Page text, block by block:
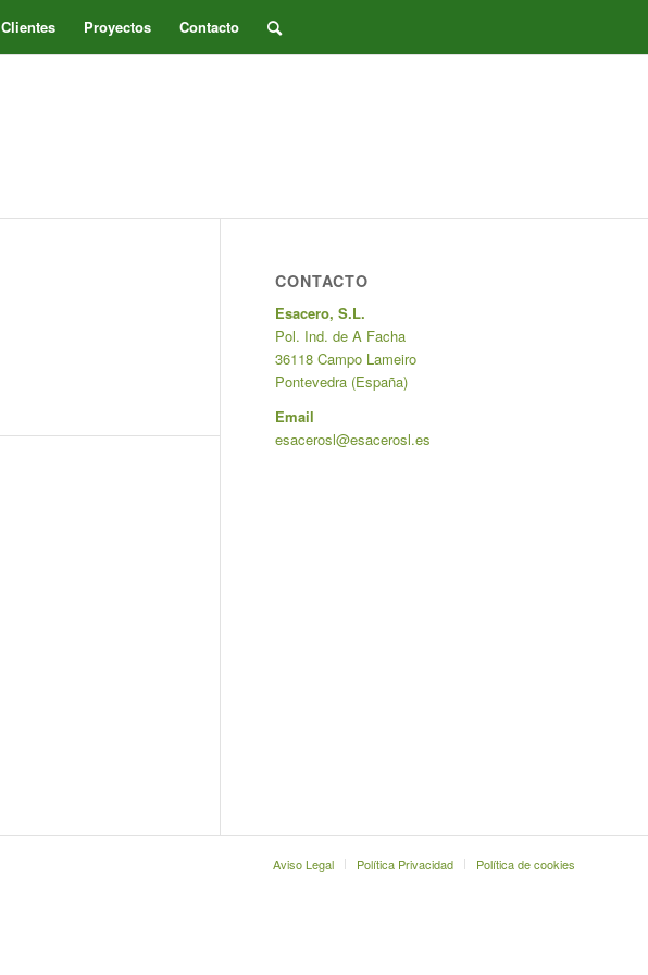
Clientes Proyectos Contacto
CONTACTO
Esacero, S.L.
Pol. Ind. de A Facha
36118 Campo Lameiro
Pontevedra (España)
Email
esacerosl@esacerosl.es
Aviso Legal Política Privacidad Política de cookies